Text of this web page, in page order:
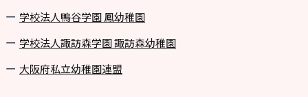
学校法⼈鴨⾕学園 鳳幼稚園
学校法⼈諏訪森学園 諏訪森幼稚園
⼤阪府私⽴幼稚園連盟